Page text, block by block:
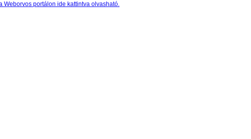
Weborvos portálon ide kattintva olvasható.